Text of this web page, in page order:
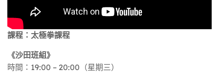
課程：太極拳課程
《沙田班組》
時間：19:00 – 20:00（星期三）